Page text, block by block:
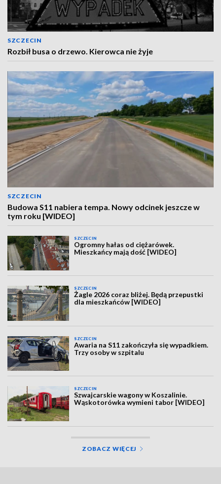
SZCZECIN
Rozbił busa o drzewo. Kierowca nie żyje
SZCZECIN
Budowa S11 nabiera tempa. Nowy odcinek jeszcze w
tym roku [WIDEO]
SZCZECIN
Ogromny hałas od ciężarówek.
Mieszkańcy mają dość [WIDEO]
SZCZECIN
Żagle 2026 coraz bliżej. Będą przepustki
dla mieszkańców [WIDEO]
SZCZECIN
Awaria na S11 zakończyła się wypadkiem.
Trzy osoby w szpitalu
SZCZECIN
Szwajcarskie wagony w Koszalinie.
Wąskotorówka wymieni tabor [WIDEO]
ZOBACZ WIĘCEJ